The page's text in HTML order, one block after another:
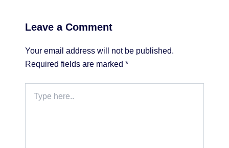
Leave a Comment
Your email address will not be published.
Required fields are marked *
here..